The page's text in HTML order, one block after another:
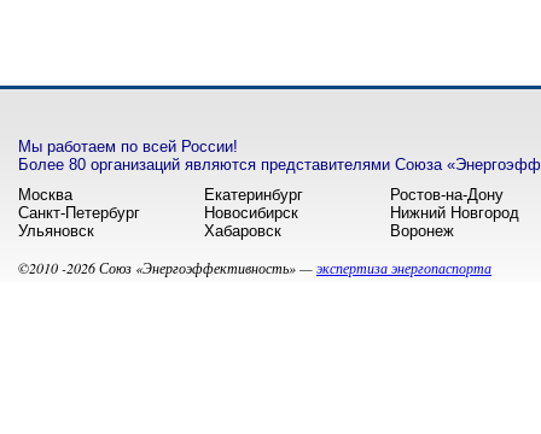
Мы работаем по всей России!
Более 80 организаций являются представителями Союза
Москва
Екатеринбург
Ростов-на-Дону
Санкт-Петербург
Новосибирск
Нижний Новгород
Ульяновск
Хабаровск Воронеж
©2010 -2026 Союз «Энергоэффективность» —экспертиза энергопаспорта